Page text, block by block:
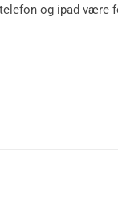
og ipad være